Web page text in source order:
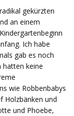
gekürzten
an einem
Ich habe
gab es noch
hatten keine
wie Robbenbabys
Holzbänken und
und Phoebe,